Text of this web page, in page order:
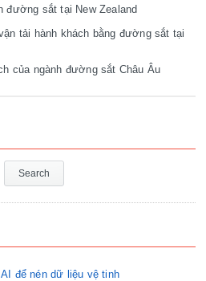
đường sắt tại New Zealand
tải hành khách bằng đường sắt tại
của ngành đường sắt Châu Âu
để nén dữ liệu vệ tinh